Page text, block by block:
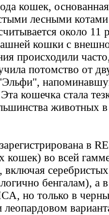
кошек,
лесными
около 11
кошки с
происходили
потомство от
кошечка стала
животных
в
кошек) во всей
включая
бенгалам), а
но только в